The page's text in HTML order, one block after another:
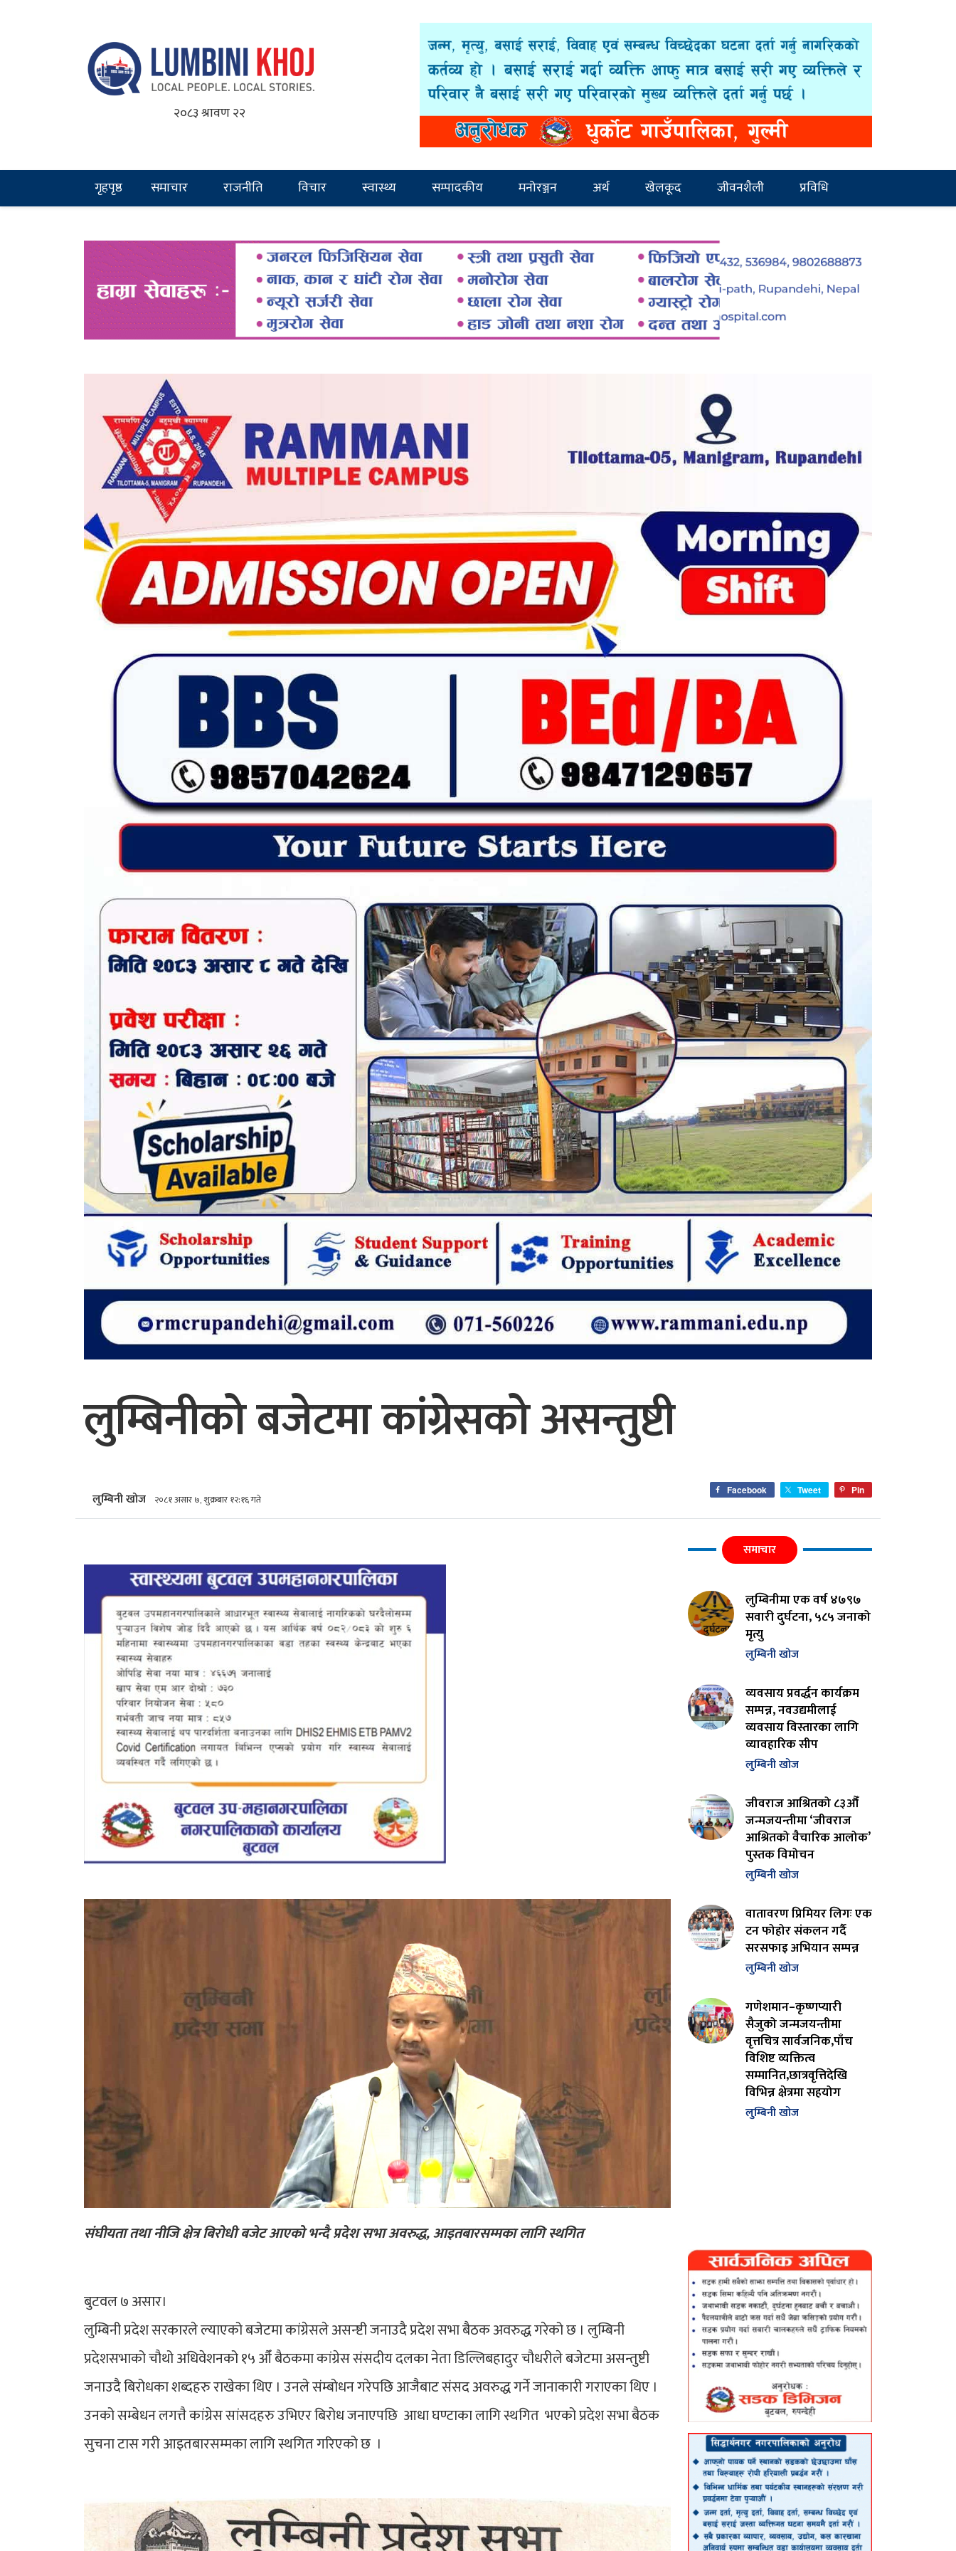
२०८३ श्रावण २२
गृहपृष्ठ समाचार राजनीति विचार स्वास्थ्य सम्पादकीय मनोरञ्जन अर्थ खेलकूद जीवनशैली प्रविधि
लुम्बिनीको बजेटमा कांग्रेसको असन्तुष्टी
लुम्बिनी खोज २०८१ असार ७, शुक्रबार १२:१६ गते
Facebook Tweet Pin
संघीयता तथा नीजि क्षेत्र बिरोधी बजेट आएको भन्दै प्रदेश सभा अवरुद्ध, आइतबारसम्मका लागि स्थगित
बुटवल ७ असार।
लुम्बिनी प्रदेश सरकारले ल्याएको बजेटमा कांग्रेसले असन्ष्टी जनाउदै प्रदेश सभा बैठक अवरुद्ध गरेको छ । लुम्बिनी
प्रदेशसभाको चौथो अधिवेशनको १५ औँ बैठकमा कांग्रेस संसदीय दलका नेता डिल्लिबहादुर चौधरीले बजेटमा असन्तुष्टी
जनाउदै बिरोधका शब्दहरु राखेका थिए । उनले संम्बोधन गरेपछि आजैबाट संसद अवरुद्ध गर्ने जानाकारी गराएका थिए ।
उनको सम्बेधन लगत्तै कांग्रेस सांसदहरु उभिएर बिरोध जनाएपछि आधा घण्टाका लागि स्थगित भएको प्रदेश सभा बैठक
सुचना टास गरी आइतबारसम्मका लागि स्थगित गरिएको छ ।
समाचार
लुम्बिनीमा एक वर्ष ४७९७
सवारी दुर्घटना, ५८५ जनाको
मृत्यु
लुम्बिनी खोज
व्यवसाय प्रवर्द्धन कार्यक्रम
सम्पन्न, नवउद्यमीलाई
व्यवसाय विस्तारका लागि
व्यावहारिक सीप
लुम्बिनी खोज
जीवराज आश्रितको ८३औँ
जन्मजयन्तीमा ‘जीवराज
आश्रितको वैचारिक आलोक’
पुस्तक विमोचन
लुम्बिनी खोज
वातावरण प्रिमियर लिगः एक
टन फोहोर संकलन गर्दै
सरसफाइ अभियान सम्पन्न
लुम्बिनी खोज
गणेशमान–कृष्णप्यारी
सैजुको जन्मजयन्तीमा
वृत्तचित्र सार्वजनिक,पाँच
विशिष्ट व्यक्तित्व
सम्मानित,छात्रवृत्तिदेखि
विभिन्न क्षेत्रमा सहयोग
लुम्बिनी खोज